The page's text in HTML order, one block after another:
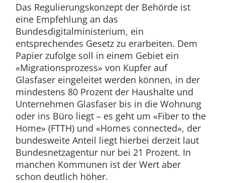
Das Regulierungskonzept der Behörde ist
eine Empfehlung an das
Bundesdigitalministerium, ein
entsprechendes Gesetz zu erarbeiten. Dem
Papier zufolge soll in einem Gebiet ein
«Migrationsprozess» von Kupfer auf
Glasfaser eingeleitet werden können, in der
mindestens 80 Prozent der Haushalte und
Unternehmen Glasfaser bis in die Wohnung
oder ins Büro liegt – es geht um «Fiber to the
Home» (FTTH) und «Homes connected», der
bundesweite Anteil liegt hierbei derzeit laut
Bundesnetzagentur nur bei 21 Prozent. In
manchen Kommunen ist der Wert aber
schon deutlich höher.